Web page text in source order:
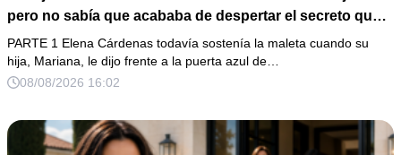
pero no sabía que acababa de despertar el secreto que
su padre dejó antes de morir
PARTE 1 Elena Cárdenas todavía sostenía la maleta cuando su
hija, Mariana, le dijo frente a la puerta azul de…
08/08/2026 16:02